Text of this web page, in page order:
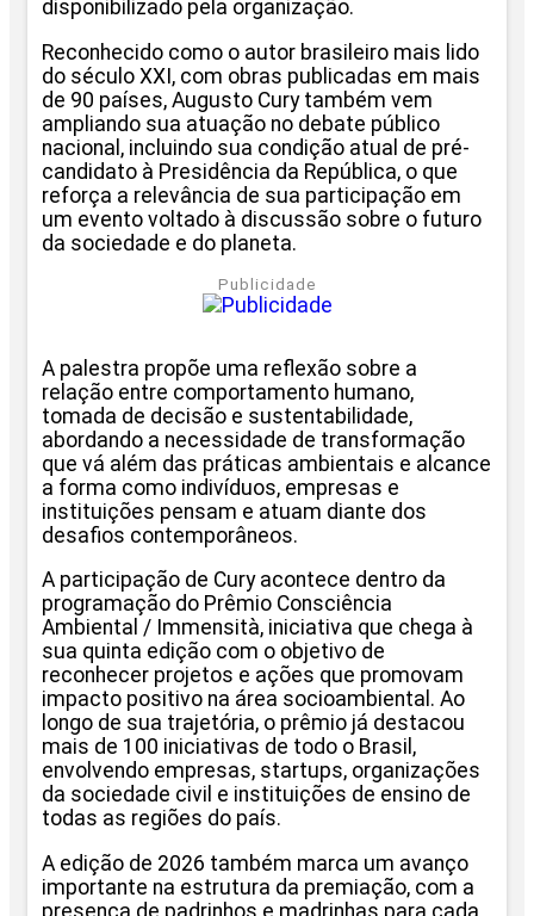
disponibilizado pela organização.
Reconhecido como o autor brasileiro mais lido
do século XXI, com obras publicadas em mais
de 90 países, Augusto Cury também vem
ampliando sua atuação no debate público
nacional, incluindo sua condição atual de pré-
candidato à Presidência da República, o que
reforça a relevância de sua participação em
um evento voltado à discussão sobre o futuro
da sociedade e do planeta.
Publicidade
A palestra propõe uma reflexão sobre a
relação entre comportamento humano,
tomada de decisão e sustentabilidade,
abordando a necessidade de transformação
que vá além das práticas ambientais e alcance
a forma como indivíduos, empresas e
instituições pensam e atuam diante dos
desafios contemporâneos.
A participação de Cury acontece dentro da
programação do Prêmio Consciência
Ambiental / Immensità, iniciativa que chega à
sua quinta edição com o objetivo de
reconhecer projetos e ações que promovam
impacto positivo na área socioambiental. Ao
longo de sua trajetória, o prêmio já destacou
mais de 100 iniciativas de todo o Brasil,
envolvendo empresas, startups, organizações
da sociedade civil e instituições de ensino de
todas as regiões do país.
A edição de 2026 também marca um avanço
importante na estrutura da premiação, com a
presença de padrinhos e madrinhas para cada